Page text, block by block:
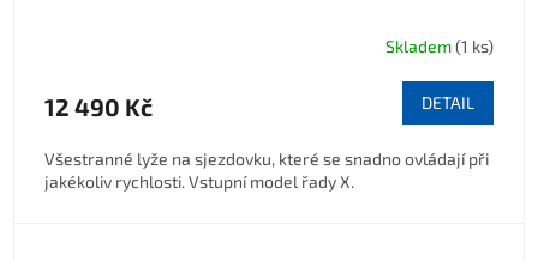
Skladem(1 ks)
12 490 Kč DETAIL
Všestranné lyže na sjezdovku, které se snadno ovládají při
jakékoliv rychlosti. Vstupní model řady X.